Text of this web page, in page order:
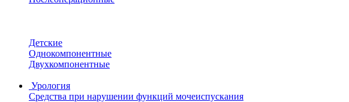
Детские
Однокомпонентные
Двухкомпонентные
Урология
Средства при нарушении функций мочеиспускания